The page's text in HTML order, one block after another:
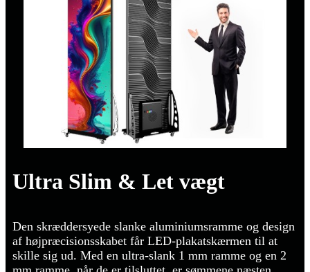
Ultra Slim & Let vægt
Den skræddersyede slanke aluminiumsramme og design
af højpræcisionsskabet får LED-plakatskærmen til at
skille sig ud. Med en ultra-slank 1 mm ramme og en 2